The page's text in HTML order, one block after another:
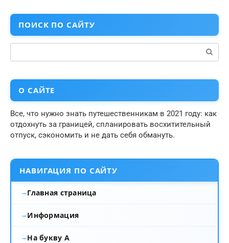
ПОИСК ПО САЙТУ
Поиск:
О САЙТЕ
Все, что нужно знать путешественникам в 2021 году: как
отдохнуть за границей, спланировать восхитительный
отпуск, сэкономить и не дать себя обмануть.
НАВИГАЦИЯ ПО САЙТУ
Главная страница
Информация
На букву А